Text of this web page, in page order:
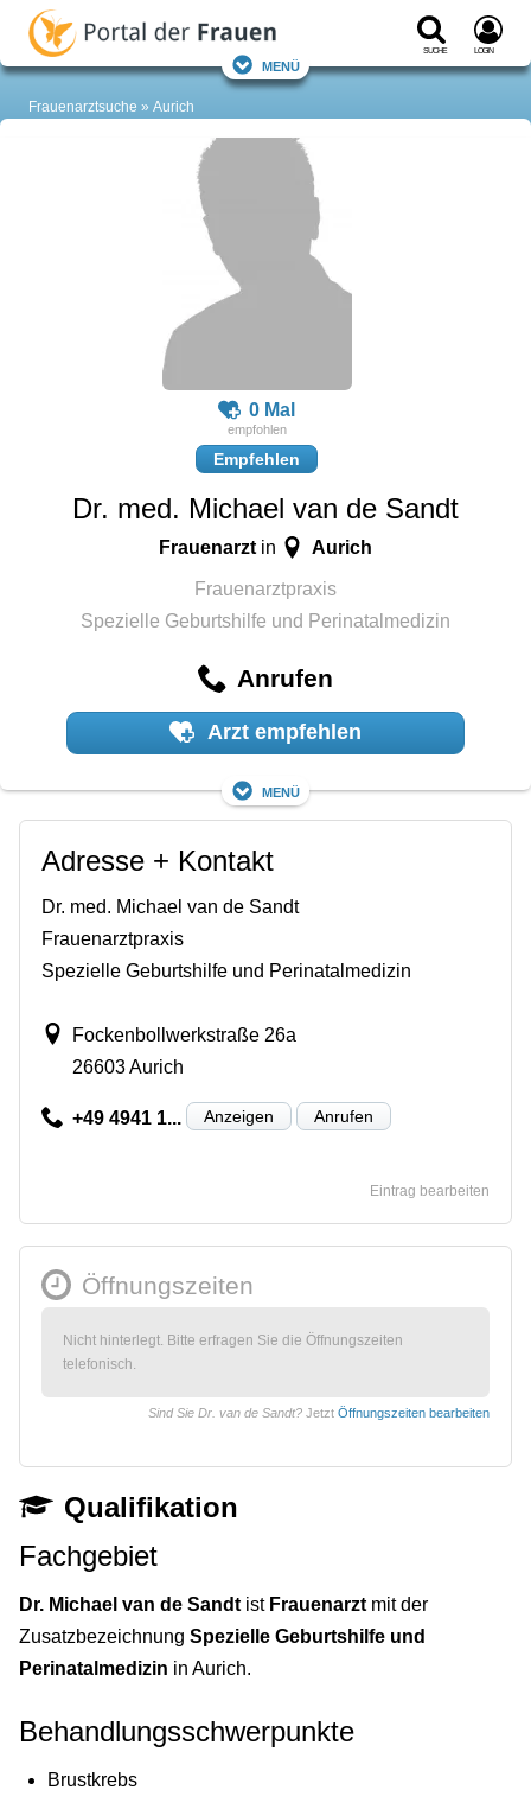
Suche Login
Menü
Frauenarztsuche Aurich
0 Mal
Empfehlen
Dr. med. Michael van de Sandt
Frauenarzt in Aurich
Frauenarztpraxis
Spezielle Geburtshilfe und Perinatalmedizin
Anrufen
Arzt empfehlen
Menü
Adresse + Kontakt
Dr. med. Michael van de Sandt
Frauenarztpraxis
Spezielle Geburtshilfe und Perinatalmedizin
Fockenbollwerkstraße 26a
26603 Aurich
+49 4941 1... Anzeigen Anrufen
Eintrag bearbeiten
Öffnungszeiten
Nicht hinterlegt. Bitte erfragen Sie die Öffnungszeiten
telefonisch.
Sind Sie Dr. van de Sandt? Jetzt Öffnungszeiten bearbeiten
Qualifikation
Fachgebiet
Dr. Michael van de Sandt ist Frauenarzt mit der
Zusatzbezeichnung Spezielle Geburtshilfe und
Perinatalmedizin in Aurich.
Behandlungsschwerpunkte
Brustkrebs